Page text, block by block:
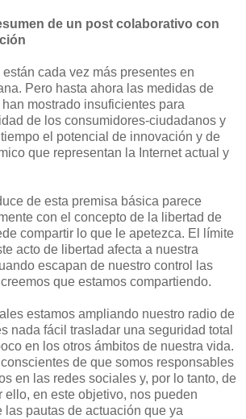
de un post colaborativo con
cada vez más presentes en
Pero hasta ahora las medidas de
mostrado insuficientes para
de los consumidores-ciudadanos y
el potencial de innovación y de
que representan la Internet actual y
de esta premisa básica parece
con el concepto de la libertad de
compartir lo que le apetezca. El límite
acto de libertad afecta a nuestra
escapan de nuestro control las
que estamos compartiendo.
estamos ampliando nuestro radio de
nada fácil trasladar una seguridad total
en los otros ámbitos de nuestra vida.
de que somos responsables
en las redes sociales y, por lo tanto, de
ello, en este objetivo, nos pueden
las pautas de actuación que ya